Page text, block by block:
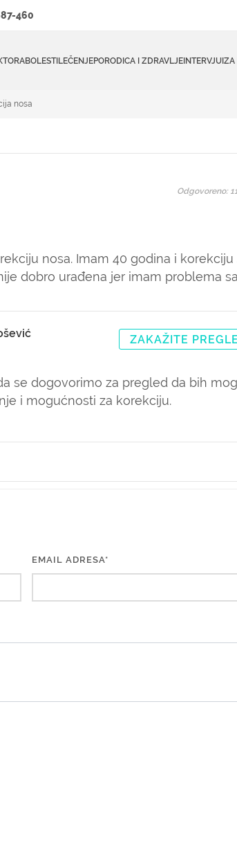
460
BOLESTILEČENJEPORODICA I ZDRAVLJEINTERVJUIZA
nosa
nosa. Imam 40 godina i korekciju
dobro urađena jer imam problema sa
Odgovoreno:
ZAKAŽITE
se dogovorimo za pregled da bih
i mogućnosti za korekciju.
EMAIL ADRESA*